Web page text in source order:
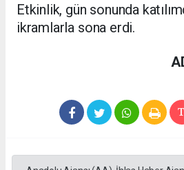
Etkinlik, gün sonunda
ikramlarla sona erdi.